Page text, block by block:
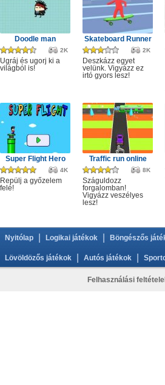
Doodle man
2K
Ugráj és ugorj ki a
világból is!
Skateboard Runner
2K
Deszkázz egyet
velünk. Vigyázz ez
irtó gyors lesz!
Super Flight Hero
4K
Repülj a győzelem
felé!
Traffic run online
8K
Száguldozz
forgalomban!
Vigyázz veszélyes
lesz!
Nyitólap Logikai játékok Böngészős
Lövöldözős játékok Autós játékok
Felhasználási